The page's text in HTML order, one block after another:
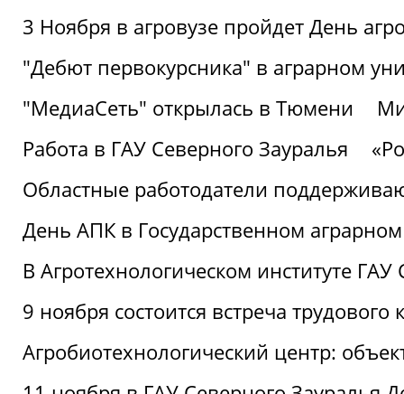
3 Ноября в агровузе пройдет День
"Дебют первокурсника" в аграрном
"МедиаСеть" открылась в Тюмени
Работа в ГАУ Северного Зауралья
Областные работодатели
День АПК в Государственном
В Агротехнологическом институте
9 ноября состоится встреча трудового
Агробиотехнологический центр: